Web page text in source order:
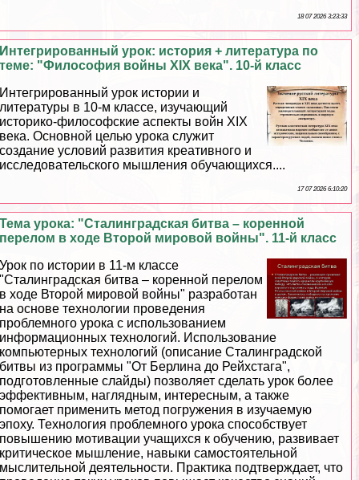
18 07 2026 3:23:33
Интегрированный урок: история + литература по
теме: "Философия войны XIX века". 10-й класс
Интегрированный урок истории и
литературы в 10-м классе, изучающий
историко-философские аспекты войн XIX
века. Основной целью урока служит
создание условий развития креативного и
исследовательского мышления обучающихся....
17 07 2026 6:10:20
Тема урока: "Сталинградская битва – коренной
перелом в ходе Второй мировой войны". 11-й класс
Урок по истории в 11-м классе
"Сталинградская битва – коренной перелом
в ходе Второй мировой войны" разработан
на основе технологии проведения
проблемного урока с использованием
информационных технологий. Использование
компьютерных технологий (описание Сталинградской
битвы из программы "От Берлина до Рейхстага",
подготовленные слайды) позволяет сделать урок более
эффективным, наглядным, интересным, а также
помогает применить метод погружения в изучаемую
эпоху. Технология проблемного урока способствует
повышению мотивации учащихся к обучению, развивает
критическое мышление, навыки самостоятельной
мыслительной деятельности. Пpaктика подтверждает, что